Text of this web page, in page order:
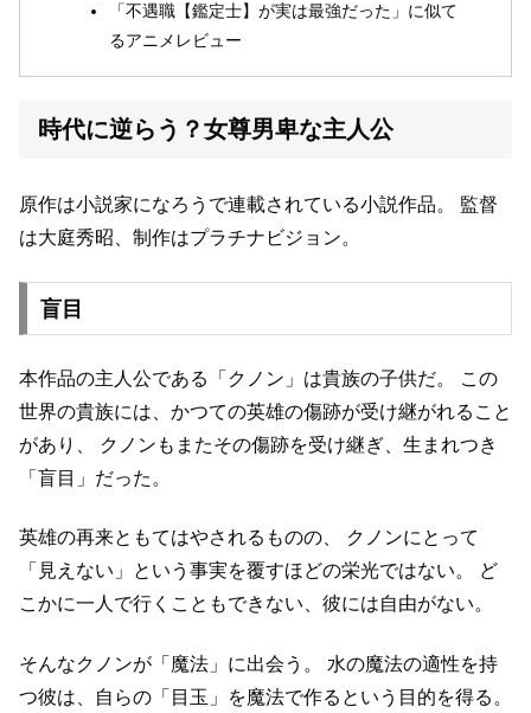
「不遇職【鑑定士】が実は最強だった」に似て
るアニメレビュー
時代に逆らう？女尊男卑な主人公
原作は小説家になろうで連載されている小説作品。
監督
は大庭秀昭、制作はプラチナビジョン。
盲目
本作品の主人公である「クノン」は貴族の子供だ。
この
世界の貴族には、かつての英雄の傷跡が受け継がれること
があり、
クノンもまたその傷跡を受け継ぎ、生まれつき
「盲目」だった。
英雄の再来ともてはやされるものの、
クノンにとって
「見えない」という事実を覆すほどの栄光ではない。
ど
こかに一人で行くこともできない、彼には自由がない。
そんなクノンが「魔法」に出会う。
水の魔法の適性を持
つ彼は、自らの「目玉」を魔法で作るという目的を得る。